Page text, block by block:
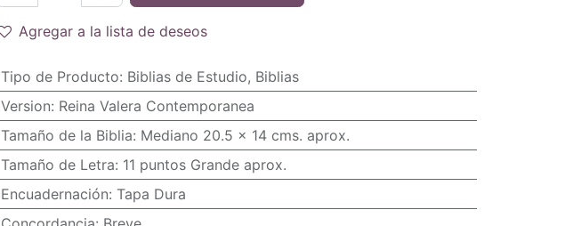
Agregar a la lista de deseos
Tipo de Producto: Biblias de Estudio, Biblias
Version: Reina Valera Contemporanea
Tamaño de la Biblia: Mediano 20.5 x 14 cms. aprox.
Tamaño de Letra: 11 puntos Grande aprox.
Encuadernación: Tapa Dura